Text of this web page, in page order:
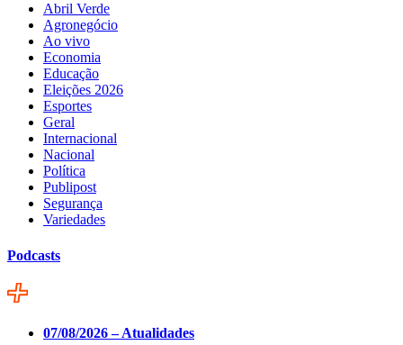
Abril Verde
Agronegócio
Ao vivo
Economia
Educação
Eleições 2026
Esportes
Geral
Internacional
Nacional
Política
Publipost
Segurança
Variedades
Podcasts
07/08/2026 – Atualidades